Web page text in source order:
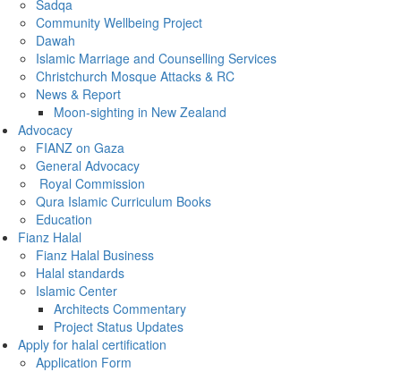
Sadqa
Community Wellbeing Project
Dawah
Islamic Marriage and Counselling Services
Christchurch Mosque Attacks & RC
News & Report
Moon-sighting in New Zealand
Advocacy
FIANZ on Gaza
General Advocacy
Royal Commission
Qura Islamic Curriculum Books
Education
Fianz Halal
Fianz Halal Business
Halal standards
Islamic Center
Architects Commentary
Project Status Updates
Apply for halal certification
Application Form